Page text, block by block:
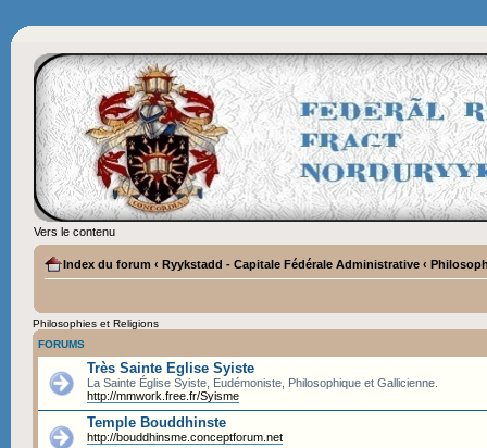
Vers le contenu
Index du forum ‹ Ryykstadd - Capitale Fédérale Administrative ‹
Philosophies et Religions
FORUMS
Très Sainte Eglise Syiste
La Sainte Église Syiste, Eudémoniste, Philosophique et Gallicienne.
http://mmwork.free.fr/Syisme
Temple Bouddhinste
http://bouddhinsme.conceptforum.net